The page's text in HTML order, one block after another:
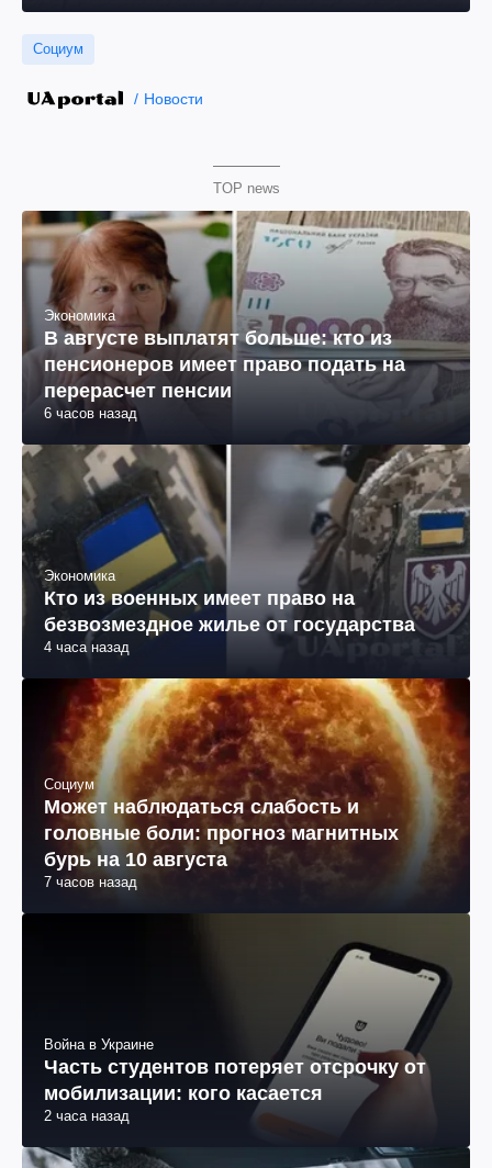
Социум
Новости
TOP news
Экономика
В августе выплатят больше: кто из
пенсионеров имеет право подать на
перерасчет пенсии
6 часов назад
Экономика
Кто из военных имеет право на
безвозмездное жилье от государства
4 часа назад
Социум
Может наблюдаться слабость и
головные боли: прогноз магнитных
бурь на 10 августа
7 часов назад
Война в Украине
Часть студентов потеряет отсрочку от
мобилизации: кого касается
2 часа назад